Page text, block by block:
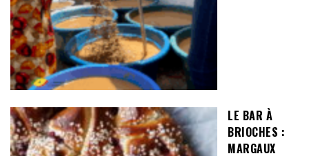
LE BAR À
BRIOCHES :
MARGAUX